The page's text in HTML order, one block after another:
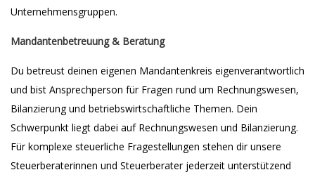
Unternehmensgruppen.
Mandantenbetreuung & Beratung
Du betreust deinen eigenen Mandantenkreis eigenverantwortlich
und bist Ansprechperson für Fragen rund um Rechnungswesen,
Bilanzierung und betriebswirtschaftliche Themen. Dein
Schwerpunkt liegt dabei auf Rechnungswesen und Bilanzierung.
Für komplexe steuerliche Fragestellungen stehen dir unsere
Steuerberaterinnen und Steuerberater jederzeit unterstützend